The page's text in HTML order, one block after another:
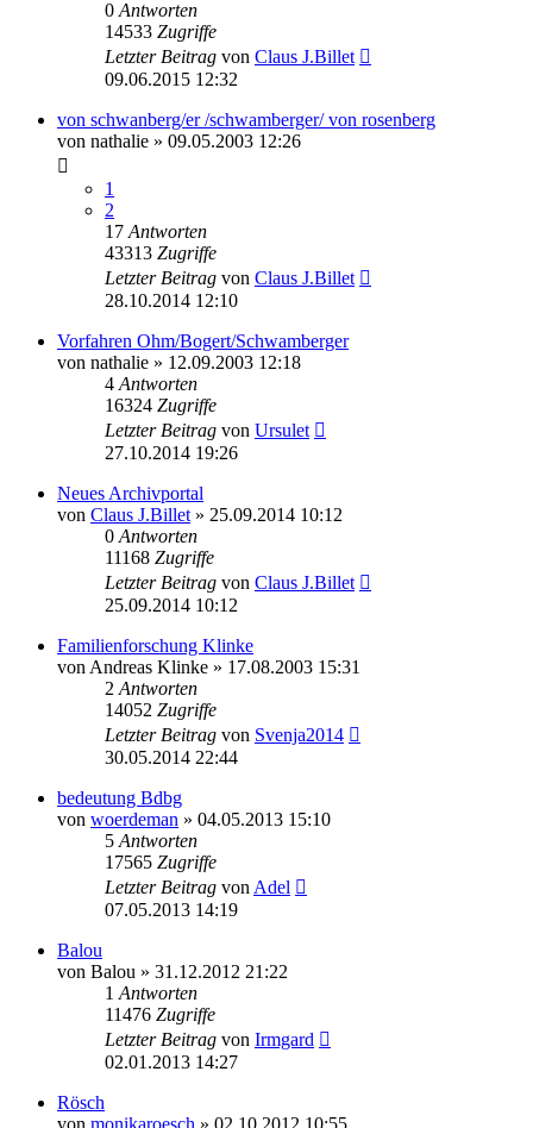
0 Antworten
14533 Zugriffe
Letzter Beitrag von Claus J.Billet
09.06.2015 12:32
von schwanberg/er /schwamberger/ von rosenberg
von nathalie » 09.05.2003 12:26
1
2
17 Antworten
43313 Zugriffe
Letzter Beitrag von Claus J.Billet
28.10.2014 12:10
Vorfahren Ohm/Bogert/Schwamberger
von nathalie » 12.09.2003 12:18
4 Antworten
16324 Zugriffe
Letzter Beitrag von Ursulet
27.10.2014 19:26
Neues Archivportal
von Claus J.Billet » 25.09.2014 10:12
0 Antworten
11168 Zugriffe
Letzter Beitrag von Claus J.Billet
25.09.2014 10:12
Familienforschung Klinke
von Andreas Klinke » 17.08.2003 15:31
2 Antworten
14052 Zugriffe
Letzter Beitrag von Svenja2014
30.05.2014 22:44
bedeutung Bdbg
von woerdeman » 04.05.2013 15:10
5 Antworten
17565 Zugriffe
Letzter Beitrag von Adel
07.05.2013 14:19
Balou
von Balou » 31.12.2012 21:22
1 Antworten
11476 Zugriffe
Letzter Beitrag von Irmgard
02.01.2013 14:27
Rösch
von monikaroesch » 02.10.2012 10:55